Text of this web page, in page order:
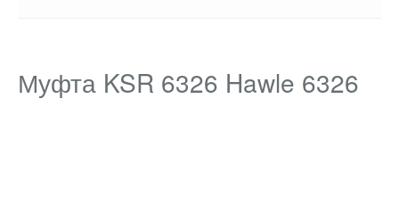
Муфта KSR 6326 Hawle 6326